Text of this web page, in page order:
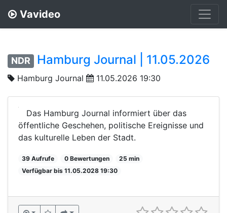
Vavideo
NDR Hamburg Journal | 11.05.2026
Hamburg Journal 11.05.2026 19:30
Das Hamburg Journal informiert über das
öffentliche Geschehen, politische Ereignisse und
das kulturelle Leben der Stadt.
39 Aufrufe 0 Bewertungen
25 min
Verfügbar bis 11.05.2028 19:30